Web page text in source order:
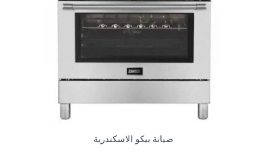
صيانة بيكو الاسكندرية